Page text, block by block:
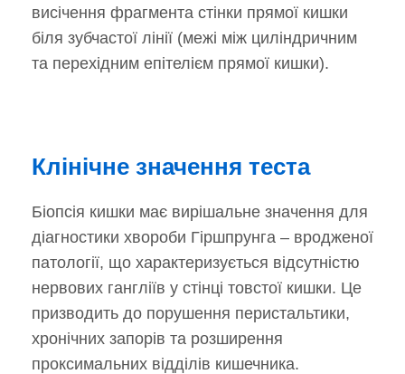
висічення фрагмента стінки прямої кишки
біля зубчастої лінії (межі між циліндричним
та перехідним епітелієм прямої кишки).
Клінічне значення теста
Біопсія кишки має вирішальне значення для
діагностики хвороби Гіршпрунга – вродженої
патології, що характеризується відсутністю
нервових гангліїв у стінці товстої кишки. Це
призводить до порушення перистальтики,
хронічних запорів та розширення
проксимальних відділів кишечника.